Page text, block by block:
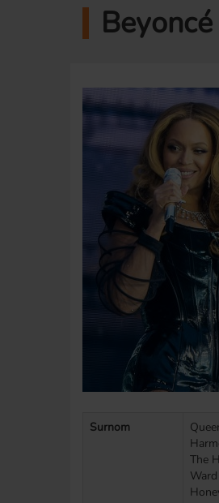
Beyoncé
Surnom
The